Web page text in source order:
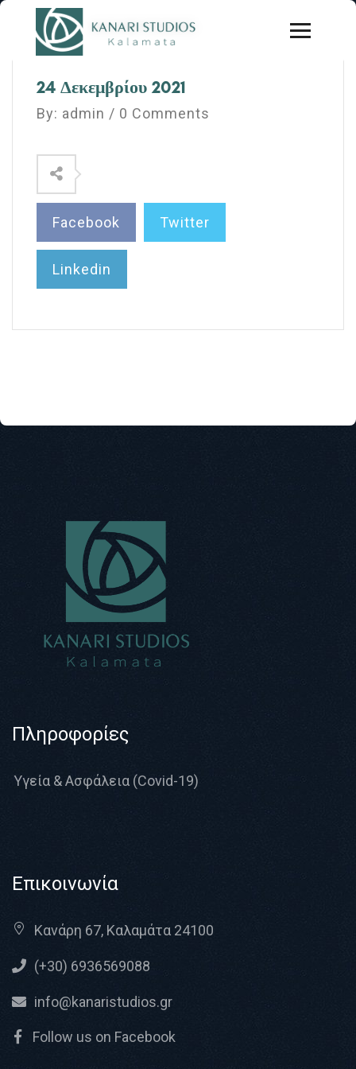
24 Δεκεμβρίου 2021
By: admin / 0 Comments
Facebook Twitter
Linkedin
Πληροφορίες
Υγεία & Ασφάλεια (Covid-19)
Επικοινωνία
Κανάρη 67, Καλαμάτα 24100
(+30) 6936569088
info@kanaristudios.gr
Follow us on Facebook